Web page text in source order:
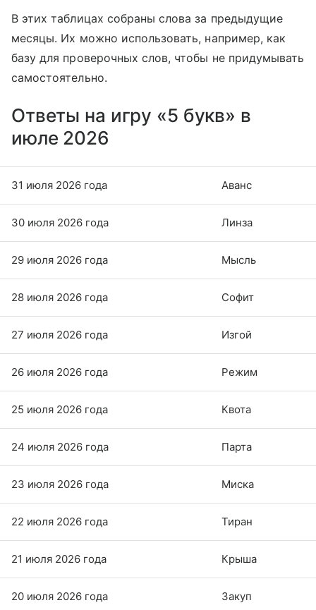
В этих таблицах собраны слова за предыдущие
месяцы. Их можно использовать, например, как
базу для проверочных слов, чтобы не придумывать
самостоятельно.
Ответы на игру «5 букв» в
июле 2026
31 июля 2026 года Аванс
30 июля 2026 года Линза
29 июля 2026 года Мысль
28 июля 2026 года Софит
27 июля 2026 года Изгой
26 июля 2026 года Режим
25 июля 2026 года Квота
24 июля 2026 года Парта
23 июля 2026 года Миска
22 июля 2026 года Тиран
21 июля 2026 года Крыша
20 июля 2026 года Закуп